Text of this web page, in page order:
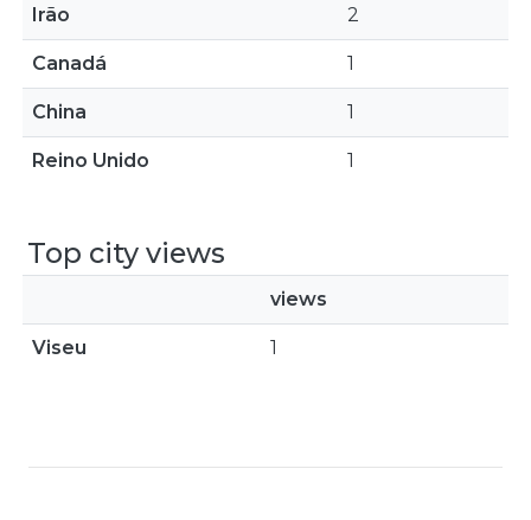
Irão 2
Canadá 1
China 1
Reino Unido 1
Top city views
views
Viseu 1